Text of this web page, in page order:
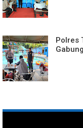
Polres